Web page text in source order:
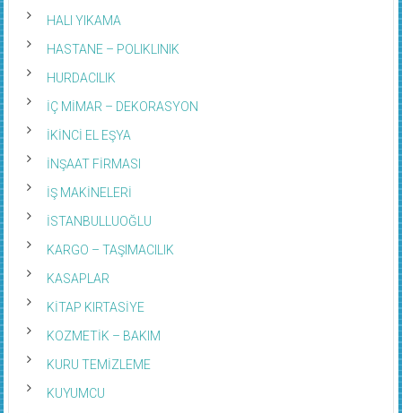
HALI YIKAMA
HASTANE – POLIKLINIK
HURDACILIK
İÇ MİMAR – DEKORASYON
İKİNCİ EL EŞYA
İNŞAAT FİRMASI
İŞ MAKİNELERİ
İSTANBULLUOĞLU
KARGO – TAŞIMACILIK
KASAPLAR
KİTAP KIRTASİYE
KOZMETİK – BAKIM
KURU TEMİZLEME
KUYUMCU